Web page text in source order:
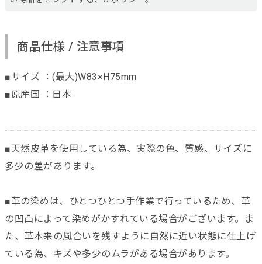
商品仕様 / 注意事項
■サイズ ：(最大)W83×H75mm
■原産国 ：日本
■天然皮革を使用している為、実際の色、質感、サイズに
多少の差があります。
■革の染めは、ひとつひとつ手作業で行っているため、革
の凹凸によって染めがかすれている場合がございます。ま
た、革本来の風合いを残すように自然に近い状態に仕上げ
ている為、キズや多少のムラがある場合があります。